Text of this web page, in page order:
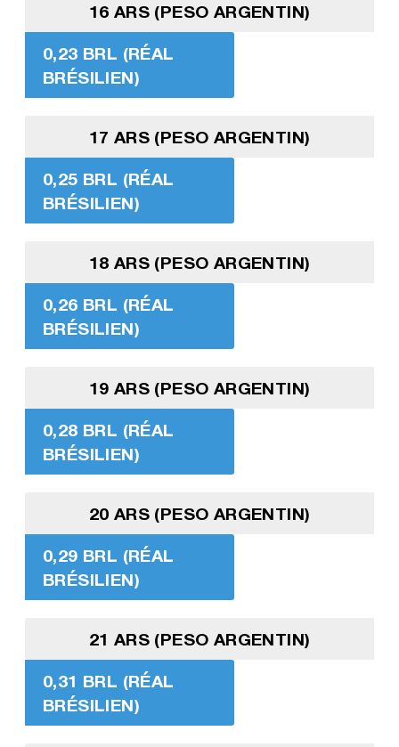
16 ARS (PESO ARGENTIN)
0,23 BRL (RÉAL
BRÉSILIEN)
17 ARS (PESO ARGENTIN)
0,25 BRL (RÉAL
BRÉSILIEN)
18 ARS (PESO ARGENTIN)
0,26 BRL (RÉAL
BRÉSILIEN)
19 ARS (PESO ARGENTIN)
0,28 BRL (RÉAL
BRÉSILIEN)
20 ARS (PESO ARGENTIN)
0,29 BRL (RÉAL
BRÉSILIEN)
21 ARS (PESO ARGENTIN)
0,31 BRL (RÉAL
BRÉSILIEN)